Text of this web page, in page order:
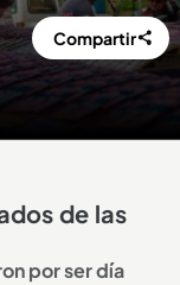
Compartir
de las
por ser día